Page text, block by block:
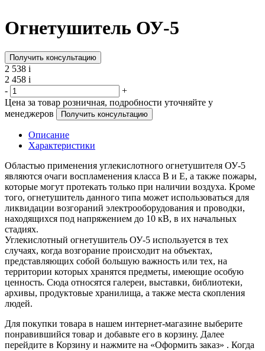
Огнетушитель ОУ-5
Получить консультацию
2 538 i
2 458 i
-
+
Цена за товар розничная, подробности уточняйте у
менеджеров
Получить консультацию
Описание
Характеристики
Областью применения углекислотного огнетушителя ОУ-5
являются очаги воспламенения класса В и Е, а также пожары,
которые могут протекать только при наличии воздуха. Кроме
того, огнетушитель данного типа может использоваться для
ликвидации возгораний электрооборудования и проводки,
находящихся под напряжением до 10 кВ, в их начальных
стадиях.
Углекислотный огнетушитель ОУ-5 используется в тех
случаях, когда возгорание происходит на объектах,
представляющих собой большую важность или тех, на
территории которых хранятся предметы, имеющие особую
ценность. Сюда относятся галереи, выставки, библиотеки,
архивы, продуктовые хранилища, а также места скопления
людей.
Для покупки товара в нашем интернет-магазине выберите
понравившийся товар и добавьте его в корзину. Далее
перейдите в Корзину и нажмите на «Оформить заказ» . Когда